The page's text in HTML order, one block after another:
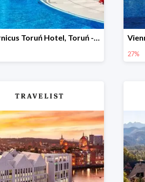
Copernicus Toruń Hotel, Toruń -46%
27%